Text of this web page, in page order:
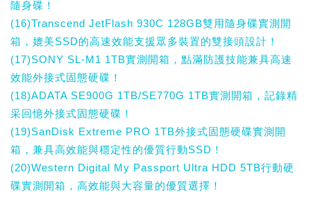
隨身碟！
(16)Transcend JetFlash 930C 128GB雙用隨身碟實測開
箱，媲美SSD的高速效能支援眾多裝置的雙接頭設計！
(17)SONY SL-M1 1TB實測開箱，點滿防護技能兼具高速
效能外接式固態硬碟！
(18)ADATA SE900G 1TB/SE770G 1TB實測開箱，記錄精
采回憶外接式固態硬碟！
(19)SanDisk Extreme PRO 1TB外接式固態硬碟實測開
箱，兼具高效能與穩定性的優質行動SSD！
(20)Western Digital My Passport Ultra HDD 5TB行動硬
碟實測開箱，高效能與大容量的優質選擇！